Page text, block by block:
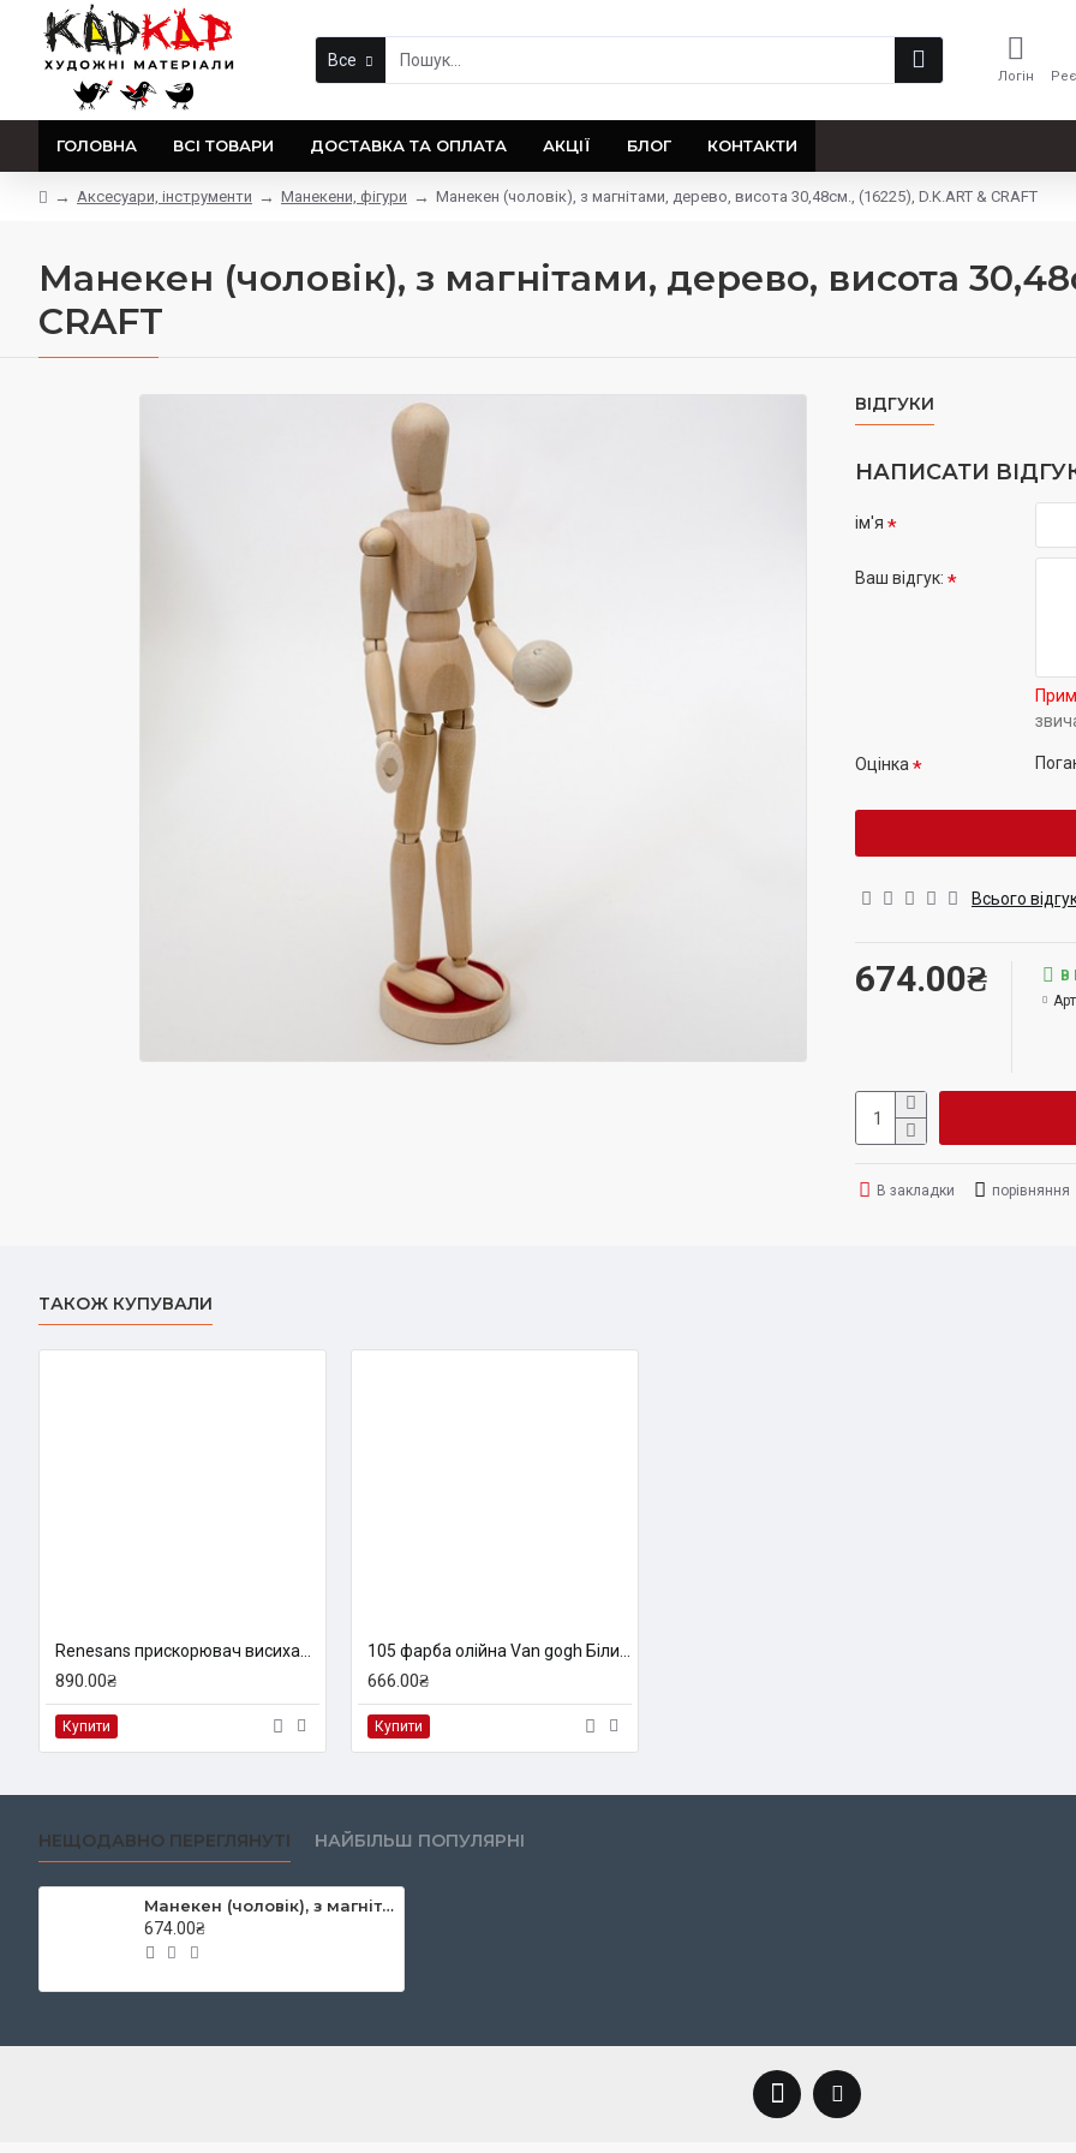
Все
Логін
ГОЛОВНА ВСІ ТОВАРИ ДОСТАВКА ТА ОПЛАТА АКЦІЇ БЛОГ КОНТАКТИ
Аксесуари, інструменти Манекени, фігури Манекен (чоловік), з магнітами, дерево, висота 30,48см., (16225), D.K.ART & CRAFT
Манекен (чоловік), з магнітами, дерево, висота
CRAFT
ВІДГУКИ
НАПИСАТИ
ім'я
Ваш відгук:
Оцінка
Всього
674.00₴
В
В закладки порівняння
ТАКОЖ КУПУВАЛИ
890.00₴
Купити
666.00₴
Купити
НЕЩОДАВНО ПЕРЕГЛЯНУТІ НАЙБІЛЬШ ПОПУЛЯРНІ
Манекен (чоловік), з магнітами, дерево, висота 30,48см., (16225), D.K.ART & CRAFT
674.00₴